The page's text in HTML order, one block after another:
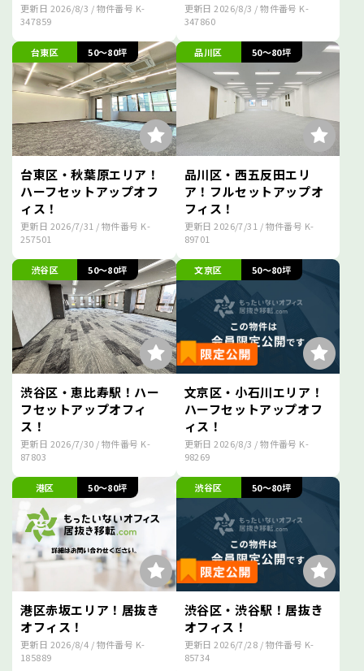
更新日 2026/8/3 / 物件番号 K-
347859
更新日2026/8/3 / 物件番号 K-
347860
台東区 50～80坪
台東区・秋葉原エリア！
ハーフセットアップオフ
ィス！
更新日 2026/7/31 / 物件番号 K-
257501
品川区 50～80坪
品川区・西五反田エリ
ア！フルセットアップオ
フィス！
更新日2026/7/31 / 物件番号 K-
89701
渋谷区 50～80坪
渋谷区・恵比寿駅！ハー
フセットアップオフィ
ス！
更新日 2026/7/30 / 物件番号 K-
87803
文京区 50～80坪
文京区・小石川エリア！
ハーフセットアップオフ
ィス！
更新日2026/8/3 / 物件番号 K-
98269
港区 50～80坪
港区赤坂エリア！居抜き
オフィス！
更新日 2026/8/4 / 物件番号 K-
185889
渋谷区 50～80坪
渋谷区・渋谷駅！居抜き
オフィス！
更新日2026/7/28 / 物件番号 K-
85734